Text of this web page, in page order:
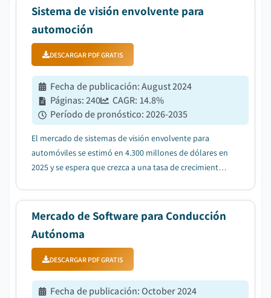
vehículos conectados y definidos por software...
Sistema de visión envolvente para
automoción
DESCARGAR PDF GRATIS
Fecha de publicación:August 2024
Páginas:240 CAGR: 14.8%
Período de pronóstico:2026-2035
El mercado de sistemas de visión envolvente para
automóviles se estimó en 4.300 millones de dólares en
2025 y se espera que crezca a una tasa de crecimiento
seguridad vehicular junto con la adopción...
Mercado de Software para Conducción
Autónoma
DESCARGAR PDF GRATIS
Fecha de publicación:October 2024